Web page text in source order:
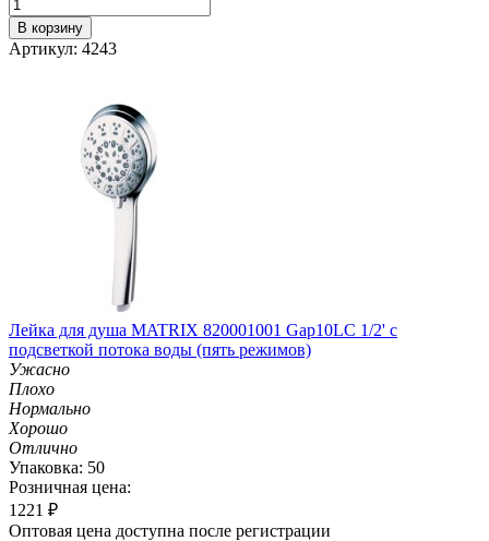
В корзину
Артикул: 4243
Лейка для душа MATRIX 820001001 Gap10LC 1/2' с
подсветкой потока воды (пять режимов)
Ужасно
Плохо
Нормально
Хорошо
Отлично
Упаковка: 50
Розничная цена:
1221 ₽
Оптовая цена доступна после регистрации